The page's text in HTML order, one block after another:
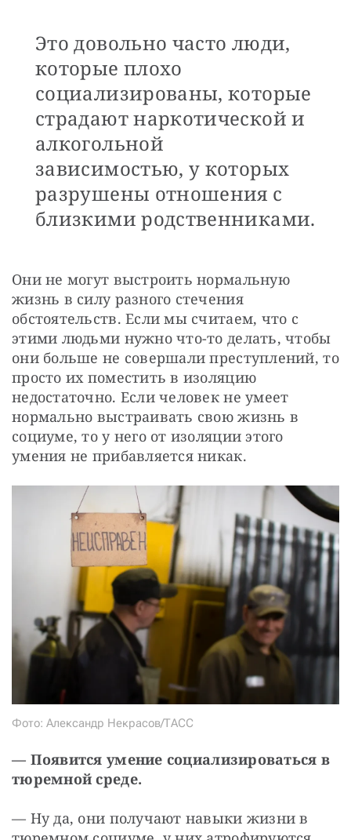
Это довольно часто люди,
которые плохо
социализированы, которые
страдают наркотической и
алкогольной
зависимостью, у которых
разрушены отношения с
близкими родственниками.
Они не могут выстроить нормальную
жизнь в силу разного стечения
обстоятельств. Если мы считаем, что с
этими людьми нужно что-то делать, чтобы
они больше не совершали преступлений, то
просто их поместить в изоляцию
недостаточно. Если человек не умеет
нормально выстраивать свою жизнь в
социуме, то у него от изоляции этого
умения не прибавляется никак.
Фото: Александр Некрасов/ТАСС
— Появится умение социализироваться в
тюремной среде.
— Ну да, они получают навыки жизни в